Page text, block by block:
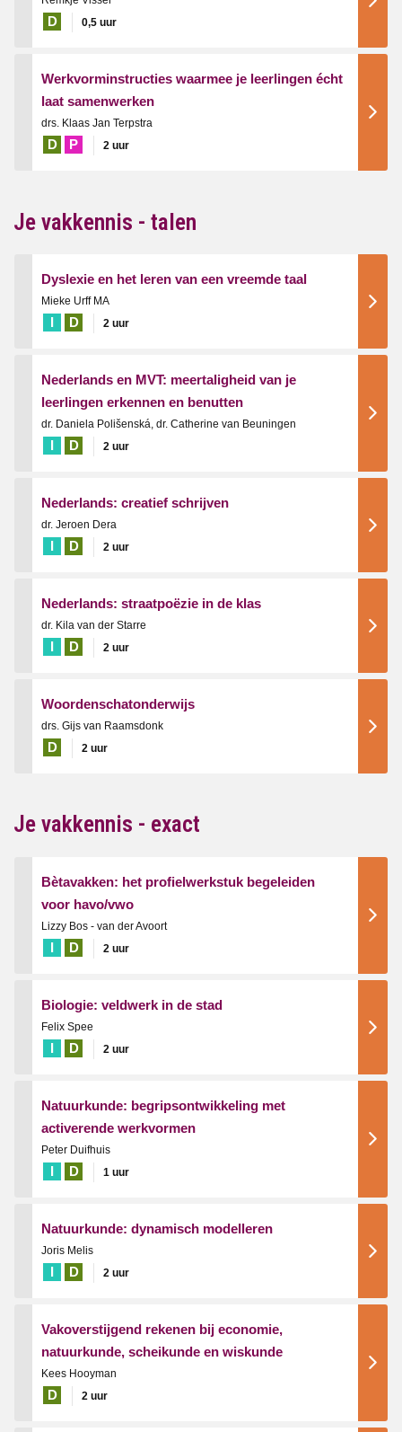
D 0,5 uur
Werkvorminstructies waarmee je leerlingen écht
laat samenwerken
drs. Klaas Jan Terpstra
D P 2 uur
Je vakkennis - talen
Dyslexie en het leren van een vreemde taal
Mieke Urff MA
I D 2 uur
Nederlands en MVT: meertaligheid van je
leerlingen erkennen en benutten
dr. Daniela Polišenská, dr. Catherine van Beuningen
I D 2 uur
Nederlands: creatief schrijven
dr. Jeroen Dera
I D 2 uur
Nederlands: straatpoëzie in de klas
dr. Kila van der Starre
I D 2 uur
Woordenschatonderwijs
drs. Gijs van Raamsdonk
D 2 uur
Je vakkennis - exact
Bètavakken: het profielwerkstuk begeleiden
voor havo/vwo
Lizzy Bos - van der Avoort
I D 2 uur
Biologie: veldwerk in de stad
Felix Spee
I D 2 uur
Natuurkunde: begripsontwikkeling met
activerende werkvormen
Peter Duifhuis
I D 1 uur
Natuurkunde: dynamisch modelleren
Joris Melis
I D 2 uur
Vakoverstijgend rekenen bij economie,
natuurkunde, scheikunde en wiskunde
Kees Hooyman
D 2 uur